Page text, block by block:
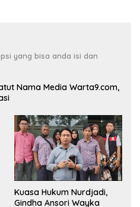
yang bisa anda isi dan
Nama Media Warta9.com,
Kuasa Hukum Nurdjadi,
Gindha Ansori Wayka